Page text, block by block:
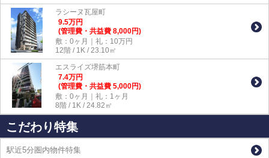
ラシーヌ瓦屋町
9.5万円
(管理費・共益費 8,000円)
敷：0ヶ月｜礼：10万円
12階 / 1K / 23.10㎡
エスライズ堺筋本町
7.4万円
(管理費・共益費 5,000円)
敷：0ヶ月｜礼：1ヶ月
8階 / 1K / 24.82㎡
こだわり特集
駅近5分圏内物件特集